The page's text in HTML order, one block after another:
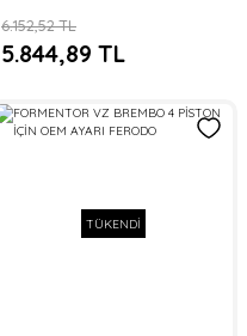
5.844,89 TL
6.152,52 TL
TÜKENDİ